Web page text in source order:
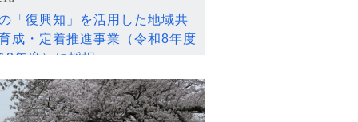
「復興知」を活用した地域共
成・定着推進事業（令和8年度
年度）に採択